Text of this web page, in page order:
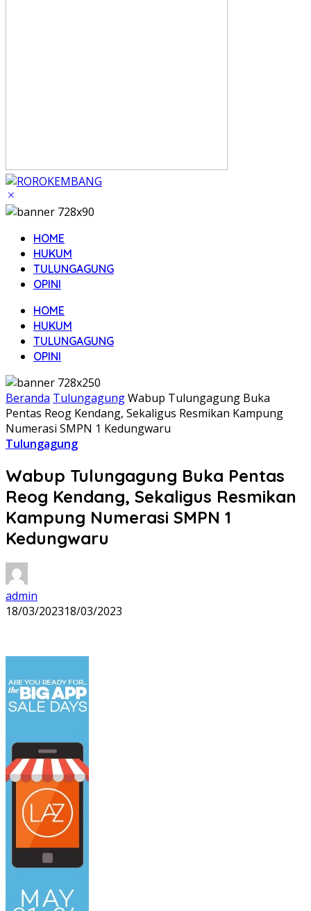
HOME
HUKUM
TULUNGAGUNG
OPINI
HOME
HUKUM
TULUNGAGUNG
OPINI
Beranda TulungagungWabup Tulungagung Buka
Pentas Reog Kendang, Sekaligus Resmikan Kampung
Numerasi SMPN 1 Kedungwaru
Tulungagung
Wabup Tulungagung Buka Pentas
Reog Kendang, Sekaligus Resmikan
Kampung Numerasi SMPN 1
Kedungwaru
admin
18/03/202318/03/2023